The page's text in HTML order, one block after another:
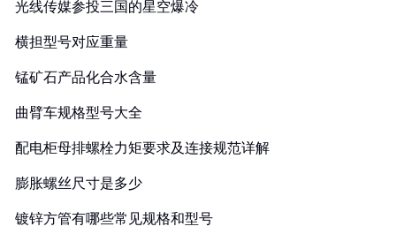
光线传媒参投三国的星空爆冷
横担型号对应重量
锰矿石产品化合水含量
曲臂车规格型号大全
配电柜母排螺栓力矩要求及连接规范详解
膨胀螺丝尺寸是多少
镀锌方管有哪些常见规格和型号